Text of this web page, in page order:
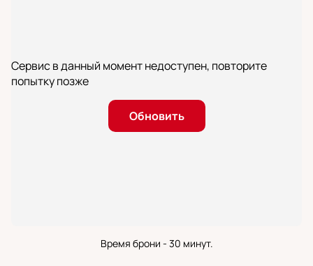
Сервис в данный момент недоступен, повторите
попытку позже
Обновить
Время брони - 30 минут.